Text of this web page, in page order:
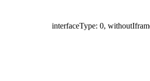
interfaceType: 0,